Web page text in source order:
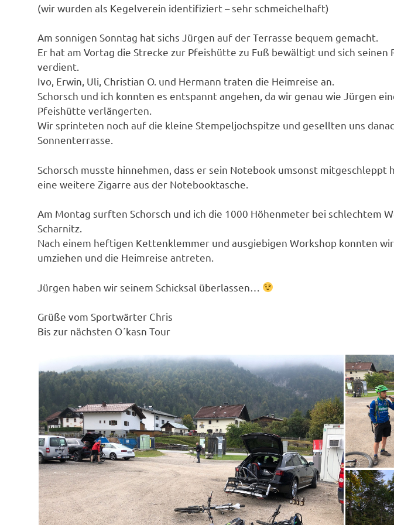
(wir wurden als Kegelverein identifiziert – sehr schmeichelhaft)
Am sonnigen Sonntag hat sichs Jürgen auf der Terrasse bequem gemacht.
Er hat am Vortag die Strecke zur Pfeishütte zu Fuß bewältigt und sich seinen
verdient.
Ivo, Erwin, Uli, Christian O. und Hermann traten die Heimreise an.
Schorsch und ich konnten es entspannt angehen, da wir genau wie Jürgen
Pfeishütte verlängerten.
Wir sprinteten noch auf die kleine Stempeljochspitze und gesellten uns
Sonnenterrasse.
Schorsch musste hinnehmen, dass er sein Notebook umsonst mitgeschleppt
eine weitere Zigarre aus der Notebooktasche.
Am Montag surften Schorsch und ich die 1000 Höhenmeter bei schlechtem
Scharnitz.
Nach einem heftigen Kettenklemmer und ausgiebigen Workshop konnten wir
umziehen und die Heimreise antreten.
Jürgen haben wir seinem Schicksal überlassen…
Grüße vom Sportwärter Chris
Bis zur nächsten O´kasn Tour